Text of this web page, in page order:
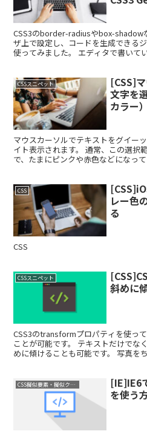
CSS3のborder-radiusやbox-shadow
ザ上で設定し、コードを生成できる
使ってみました。 エディタで書いて
CSSスニペット
[CSS]
文字を
カラー
マウスカーソルでテキストをグイー
イト表示されます。 通常、この選択
で、たまにピンクや赤色などになっ
CSS
レー色
る
CSS
CSSスニペット
斜めに
CSS3のtransformプロパティを使っ
ことが可能です。 テキストだけでな
めに傾けることも可能です。 写真を
CSS擬似要素・擬似クラス
[IE]IE6
を使う